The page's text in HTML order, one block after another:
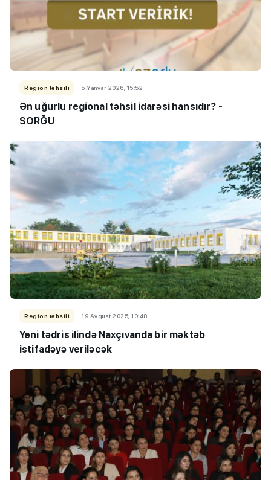
Region təhsili 5 Yanvar 2026, 15:52
Ən uğurlu regional təhsil idarəsi hansıdır? -
SORĞU
Region təhsili 19 Avqust 2025, 10:48
Yeni tədris ilində Naxçıvanda bir məktəb
istifadəyə veriləcək